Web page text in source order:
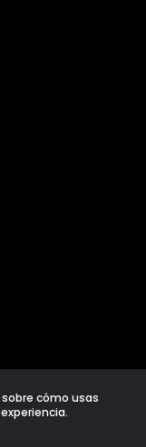
cómo usas